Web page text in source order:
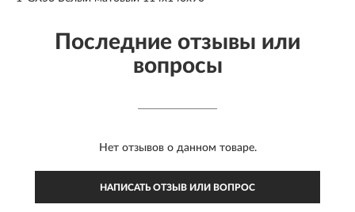
Последние отзывы или
вопросы
Нет отзывов о данном товаре.
НАПИСАТЬ ОТЗЫВ ИЛИ ВОПРОС